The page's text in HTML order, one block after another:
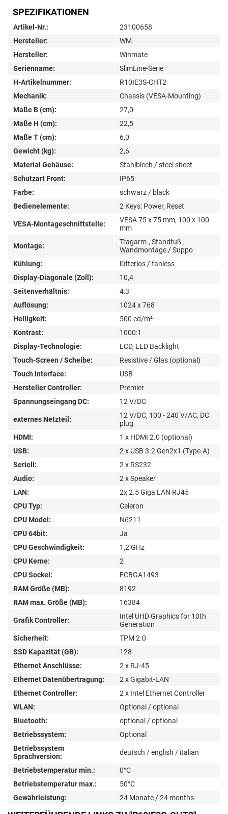
SPEZIFIKATIONEN
Artikel-Nr.:
23100658
Hersteller:
WM
Hersteller:
Winmate
Serienname:
SlimLine-Serie
H-Artikelnummer:
R10IE3S-CHT2
Mechanik:
Chassis (VESA-Mounting)
Maße B (cm):
27,0
Maße H (cm):
22,5
Maße T (cm):
6,0
Gewicht (kg):
2,6
Material Gehäuse:
Stahlblech / steel sheet
Schutzart Front:
IP65
Farbe:
schwarz / black
Bedienelemente:
2 Keys: Power, Reset
VESA-Montageschnittstelle:
VESA 75 x 75 mm, 100 x 100
mm
Montage:
Tragarm-, Standfuß-,
Wandmontage / Suppo
Kühlung:
lüfterlos / fanless
Display-Diagonale (Zoll):
10,4
Seitenverhältnis:
4:3
Auflösung:
1024 x 768
Helligkeit:
500 cd/m²
Kontrast:
1000:1
Display-Technologie:
LCD, LED Backlight
Touch-Screen / Scheibe:
Resistive / Glas (optional)
Touch Interface:
USB
Hersteller Controller:
Premier
Spannungseingang DC:
12 V/DC
externes Netzteil:
12 V/DC, 100 - 240 V/AC, DC
plug
HDMI:
1 x HDMI 2.0 (optional)
USB:
2 x USB 3.2 Gen2x1 (Type-A)
Seriell:
2 x RS232
Audio:
2 x Speaker
LAN:
2x 2.5 Giga LAN RJ45
CPU Typ:
Celeron
CPU Model:
N6211
CPU 64bit:
Ja
CPU Geschwindigkeit:
1,2 GHz
CPU Kerne:
2
CPU Sockel:
FCBGA1493
RAM Größe (MB):
8192
RAM max. Größe (MB):
16384
Grafik Controller:
Intel UHD Graphics for 10th
Generation
Sicherheit:
TPM 2.0
SSD Kapazität (GB):
128
Ethernet Anschlüsse:
2 x RJ-45
Ethernet Datenübertragung:
2 x Gigabit-LAN
Ethernet Controller:
2 x Intel Ethernet Controller
WLAN:
Optional / optional
Bluetooth:
optional / optional
Betriebssystem:
Optional
Betriebssystem
Sprachversion:
deutsch / english / italian
Betriebstemperatur min.:
0°C
Betriebstemperatur max.:
50°C
Gewährleistung:
24 Monate / 24 months